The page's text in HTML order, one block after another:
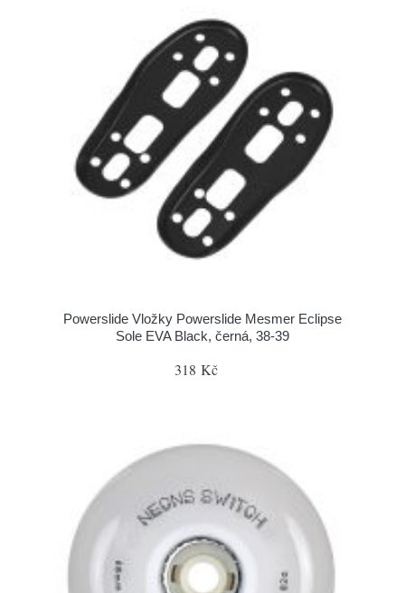
Powerslide Vložky Powerslide Mesmer Eclipse
Sole EVA Black, černá, 38-39
318 Kč